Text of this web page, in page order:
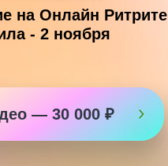
на Онлайн Ритрите
- 2 ноября
— 30 000 ₽